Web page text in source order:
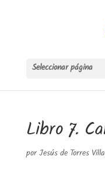
Seleccionar página
Libro 7.
por Jesús de Torres